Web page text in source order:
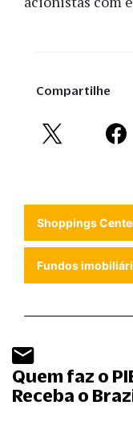
Compartilhe
Shoppings
Fundos
Quem faz o
Receba o